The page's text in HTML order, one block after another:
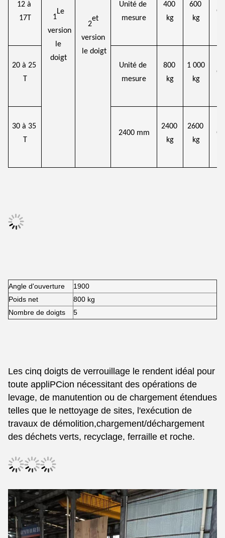
1
Le
version
le
doigt
2
et
version
le doigt
12 à
17T
Unité de
mesure
400
kg
600
kg
20 à 25
T
Unité de
mesure
800
kg
1 000
kg
30 à 35
T
2400 mm
2400
kg
2600
kg
Angle d'ouverture
1900
Poids net
800 kg
Nombre de doigts
5
Les cinq doigts de verrouillage le rendent idéal pour
toute appliPCion nécessitant des opérations de
levage, de manutention ou de chargement étendues
telles que le nettoyage de sites, l'exécution de
travaux de démolition,chargement/déchargement
des déchets verts, recyclage, ferraille et roche.